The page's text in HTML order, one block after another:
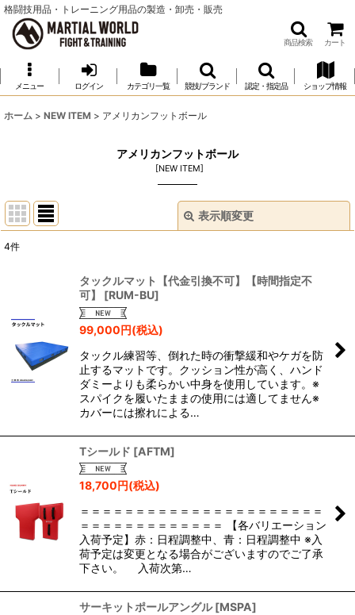
格闘技用品・トレーニング用品の製造・卸売・販売
商品検索 カート
メニュー ログイン カテゴリ一覧 競技/ブランド 認定・指定品 ショップ情報
ホーム > NEW ITEM > アメリカンフットボール
アメリカンフットボール
[NEW ITEM]
表示順変更
4件
タックルマット【代金引換不可】【時間指定不
可】
[RUM-BU]
99,000円(税込)
タックル練習等、倒れた時の衝撃緩和やケガを防
止するマットです。クッション性が高く、ハンド
ダミーよりも柔らかい中身を使用しています。※
スパイクを履いたままの使用には適してません※
カバーには擦れによる…
Tシールド [AFTM]
18,700円(税込)
＝＝＝＝＝＝＝＝＝＝＝＝＝＝＝＝＝＝＝＝＝＝
＝＝＝＝＝＝＝＝＝＝＝＝＝ 【各バリエーション
入荷予定】赤：日程調整中、青：日程調整中 ※入
荷予定は変更となる場合がございますのでご了承
下さい。 入荷次第…
サーキットポールアングル [MSPA]